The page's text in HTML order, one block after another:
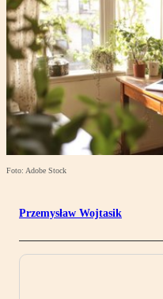
Foto: Adobe Stock
Przemysław Wojtasik